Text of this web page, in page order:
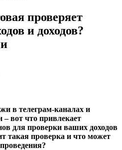
проверяет
и доходов?
в телеграм-каналах и
– вот что привлекает
для проверки ваших доходов
такая проверка и что может